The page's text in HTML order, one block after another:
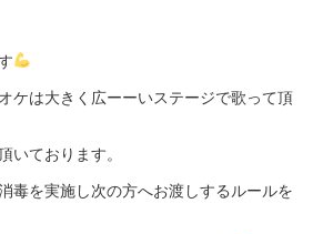
ケは大きく広ーーいステージで歌って頂
いております。
毒を実施し次の方へお渡しするルールを